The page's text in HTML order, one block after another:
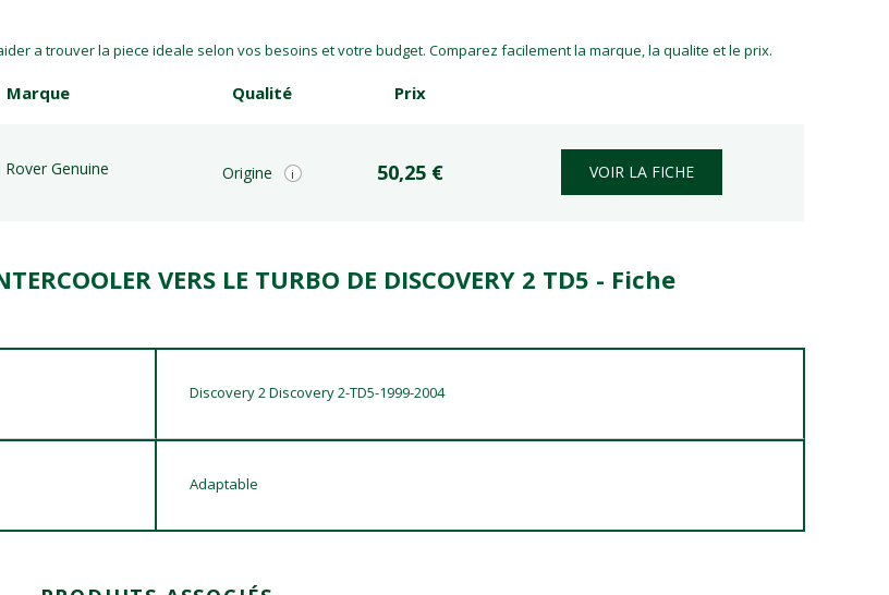
a trouver la piece ideale selon vos besoins et votre budget. Comparez facilement la marque, la qualite et le prix.
Marque Qualité Prix
Rover Genuine Origine i 50,25 € VOIR LA FICHE
VERS LE TURBO DE DISCOVERY 2 TD5 - Fiche
Discovery 2 Discovery 2-TD5-1999-2004
Adaptable